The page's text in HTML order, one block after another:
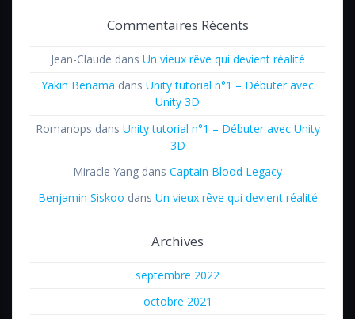
Commentaires Récents
Jean-Claude dans Un vieux rêve qui devient réalité
Yakin Benama dans Unity tutorial n°1 – Débuter avec
Unity 3D
Romanops dans Unity tutorial n°1 – Débuter avec Unity
3D
Miracle Yang dans Captain Blood Legacy
Benjamin Siskoo dans Un vieux rêve qui devient réalité
Archives
septembre 2022
octobre 2021